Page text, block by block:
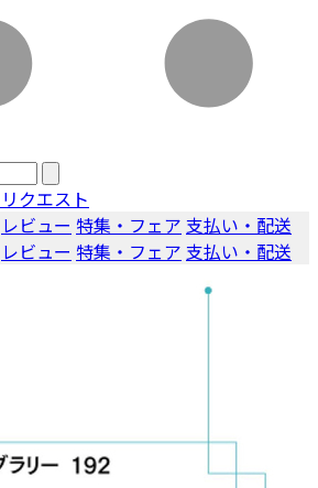
クエスト
レビュー 特集・フェア 支払い・配送
レビュー 特集・フェア 支払い・配送